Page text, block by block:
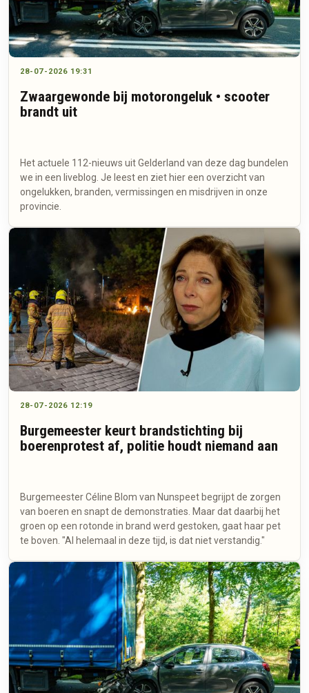
28-07-2026 19:31
Zwaargewonde bij motorongeluk • scooter
brandt uit
Het actuele 112-nieuws uit Gelderland van deze dag bundelen
we in een liveblog. Je leest en ziet hier een overzicht van
ongelukken, branden, vermissingen en misdrijven in onze
provincie.
28-07-2026 12:19
Burgemeester keurt brandstichting bij
boerenprotest af, politie houdt niemand aan
Burgemeester Céline Blom van Nunspeet begrijpt de zorgen
van boeren en snapt de demonstraties. Maar dat daarbij het
groen op een rotonde in brand werd gestoken, gaat haar pet
te boven. "Al helemaal in deze tijd, is dat niet verstandig."